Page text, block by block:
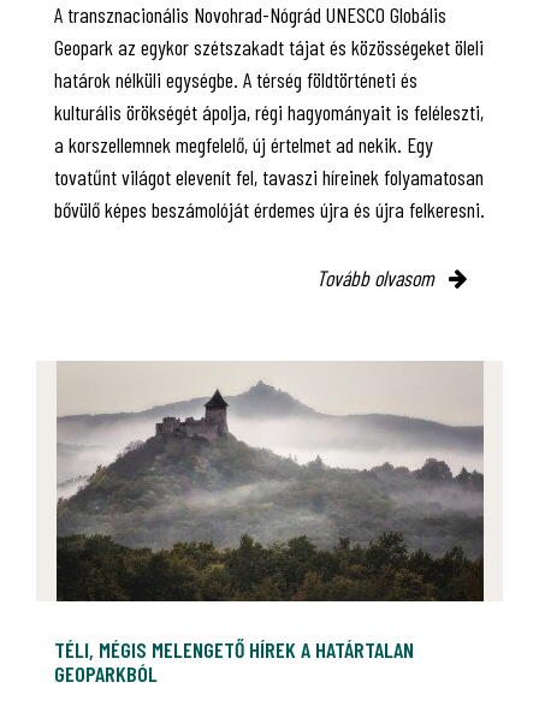
A transznacionális Novohrad-Nógrád UNESCO Globális
Geopark az egykor szétszakadt tájat és közösségeket öleli
határok nélküli egységbe. A térség földtörténeti és
kulturális örökségét ápolja, régi hagyományait is feléleszti,
a korszellemnek megfelelő, új értelmet ad nekik. Egy
tovatűnt világot elevenít fel, tavaszi híreinek folyamatosan
bővülő képes beszámolóját érdemes újra és újra felkeresni.
Tovább olvasom
TÉLI, MÉGIS MELENGETŐ HÍREK A HATÁRTALAN
GEOPARKBÓL